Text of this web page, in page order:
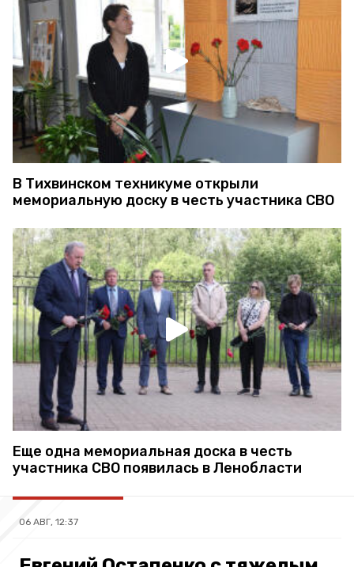
В Тихвинском техникуме открыли
мемориальную доску в честь участника СВО
Еще одна мемориальная доска в честь
участника СВО появилась в Ленобласти
06 АВГ, 12:37